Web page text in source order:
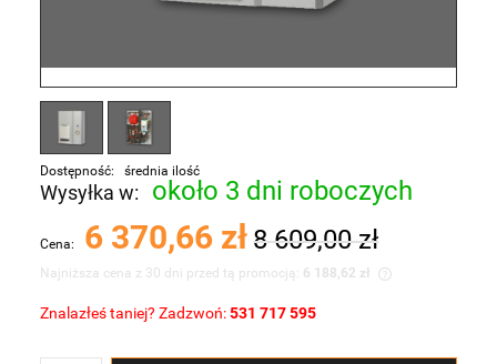
Dostępność: średnia ilość
Wysyłka w: około 3 dni roboczych
Cena: 6 370,66 zł 8 609,00 zł
Najniższa cena z 30 dni przed tą promocją: 6 188,62 zł
Jeżeli produkt jest sprzedawany krócej niż 30
Znalazłeś taniej? Zadzwoń:531 717 595